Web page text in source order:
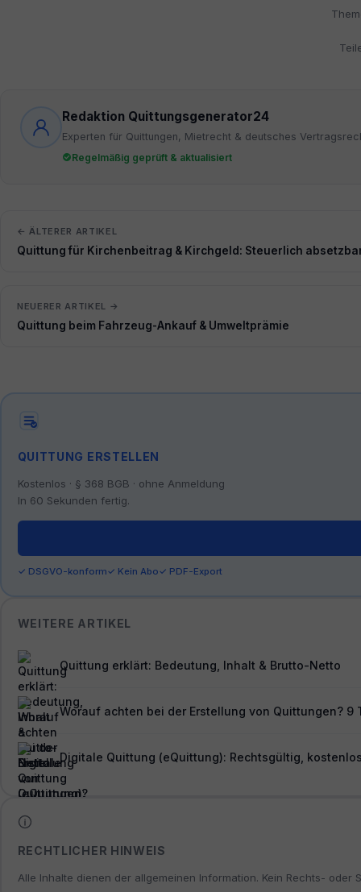
Redaktion Quittungsgenerator24
Experten für Quittungen, Mietrecht & deutsches
Regelmäßig geprüft & aktualisiert
← ÄLTERER ARTIKEL
Quittung für Kirchenbeitrag & Kirchgeld: Steuerlich
NEUERER ARTIKEL →
Quittung beim Fahrzeug-Ankauf & Umweltprämie
QUITTUNG ERSTELLEN
Kostenlos · § 368 BGB · ohne Anmeldung
In 60 Sekunden fertig.
✓ DSGVO-konform✓ Kein Abo✓ PDF-Export
WEITERE ARTIKEL
Quittung erklärt: Bedeutung, Inhalt & Brutto-Netto
Worauf achten bei der Erstellung von Quittungen? 9
Digitale Quittung (eQuittung): Rechtsgültig,
RECHTLICHER HINWEIS
Alle Inhalte dienen der allgemeinen Information. Kein Rechts-